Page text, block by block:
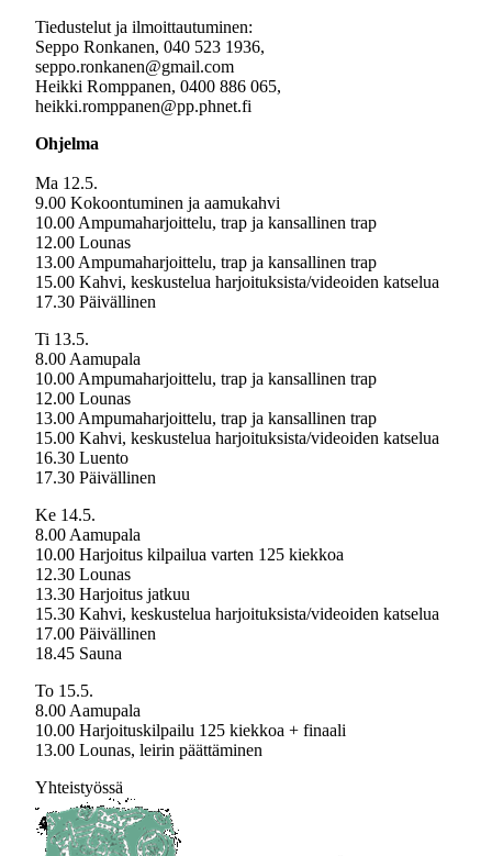
Tiedustelut ja ilmoittautuminen:
Seppo Ronkanen, 040 523 1936,
seppo.ronkanen@gmail.com
Heikki Romppanen, 0400 886 065,
heikki.romppanen@pp.phnet.fi
Ohjelma
Ma 12.5.
9.00 Kokoontuminen ja aamukahvi
10.00 Ampumaharjoittelu, trap ja kansallinen trap
12.00 Lounas
13.00 Ampumaharjoittelu, trap ja kansallinen trap
15.00 Kahvi, keskustelua harjoituksista/videoiden katselua
17.30 Päivällinen
Ti 13.5.
8.00 Aamupala
10.00 Ampumaharjoittelu, trap ja kansallinen trap
12.00 Lounas
13.00 Ampumaharjoittelu, trap ja kansallinen trap
15.00 Kahvi, keskustelua harjoituksista/videoiden katselua
16.30 Luento
17.30 Päivällinen
Ke 14.5.
8.00 Aamupala
10.00 Harjoitus kilpailua varten 125 kiekkoa
12.30 Lounas
13.30 Harjoitus jatkuu
15.30 Kahvi, keskustelua harjoituksista/videoiden katselua
17.00 Päivällinen
18.45 Sauna
To 15.5.
8.00 Aamupala
10.00 Harjoituskilpailu 125 kiekkoa + finaali
13.00 Lounas, leirin päättäminen
Yhteistyössä